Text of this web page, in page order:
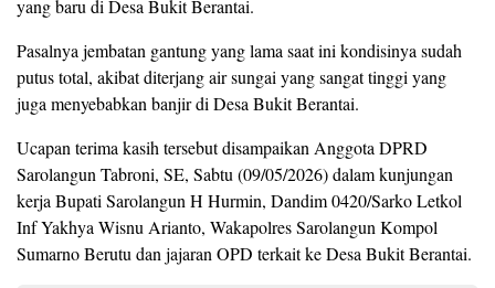
yang baru di Desa Bukit Berantai.
Pasalnya jembatan gantung yang lama saat ini kondisinya sudah
putus total, akibat diterjang air sungai yang sangat tinggi yang
juga menyebabkan banjir di Desa Bukit Berantai.
Ucapan terima kasih tersebut disampaikan Anggota DPRD
Sarolangun Tabroni, SE, Sabtu (09/05/2026) dalam kunjungan
kerja Bupati Sarolangun H Hurmin, Dandim 0420/Sarko Letkol
Inf Yakhya Wisnu Arianto, Wakapolres Sarolangun Kompol
Sumarno Berutu dan jajaran OPD terkait ke Desa Bukit Berantai.